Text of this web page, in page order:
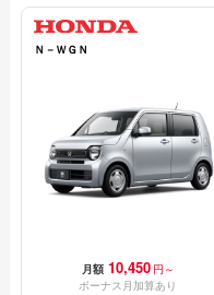
Ｎ－ＷＧＮ
月額 10,450 円～
ボーナス月加算あり